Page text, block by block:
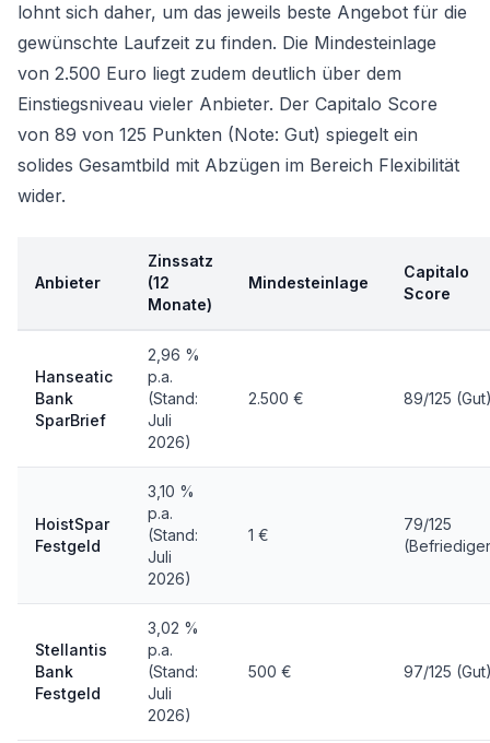
lohnt sich daher, um das jeweils beste Angebot für die
gewünschte Laufzeit zu finden. Die Mindesteinlage
von 2.500 Euro liegt zudem deutlich über dem
Einstiegsniveau vieler Anbieter. Der Capitalo Score
von 89 von 125 Punkten (Note: Gut) spiegelt ein
solides Gesamtbild mit Abzügen im Bereich Flexibilität
wider.
Anbieter
Zinssatz
(12
Monate)
Mindesteinlage
Capitalo
Score
Hanseatic
Bank
SparBrief
2,96 %
p.a.
(Stand:
Juli
2026)
2.500 € 89/125
HoistSpar
Festgeld
3,10 %
p.a.
(Stand:
Juli
2026)
1 €
79/125
Stellantis
Bank
Festgeld
3,02 %
p.a.
(Stand:
Juli
2026)
500 € 97/125